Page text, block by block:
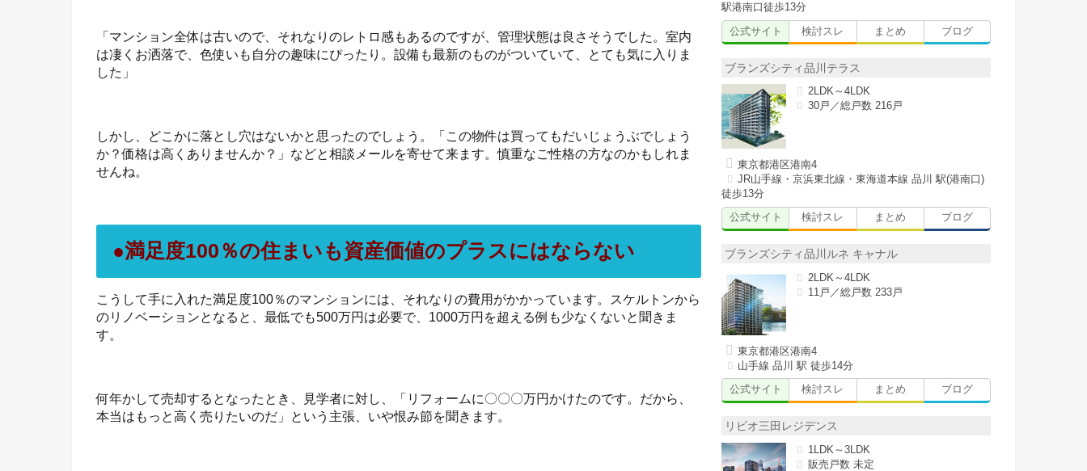
「マンション全体は古いので、それなりのレトロ感もあるのですが、管理状態は良さそうでした。室内
は凄くお洒落で、色使いも自分の趣味にぴったり。設備も最新のものがついていて、とても気に入りま
した」
しかし、どこかに落とし穴はないかと思ったのでしょう。「この物件は買ってもだいじょうぶでしょう
か？価格は高くありませんか？」などと相談メールを寄せて来ます。慎重なご性格の方なのかもしれま
せんね。
●満足度100％の住まいも資産価値のプラスにはならない
こうして手に入れた満足度100％のマンションには、それなりの費用がかかっています。スケルトンから
のリノベーションとなると、最低でも500万円は必要で、1000万円を超える例も少なくないと聞きま
す。
何年かして売却するとなったとき、見学者に対し、「リフォームに〇〇〇万円かけたのです。だから、
本当はもっと高く売りたいのだ」という主張、いや恨み節を聞きます。
駅港南口徒歩13分
公式サイト
検討スレ まとめ ブログ
ブランズシティ品川テラス
2LDK～4LDK
30戸／総戸数 216戸
東京都港区港南4
JR山手線・京浜東北線・東海道本線 品川 駅(港南口)
徒歩13分
公式サイト
検討スレ まとめ ブログ
ブランズシティ品川ルネ キャナル
2LDK～4LDK
11戸／総戸数 233戸
東京都港区港南4
山手線 品川 駅 徒歩14分
公式サイト
検討スレ まとめ ブログ
リビオ三田レジデンス
1LDK～3LDK
販売戸数 未定